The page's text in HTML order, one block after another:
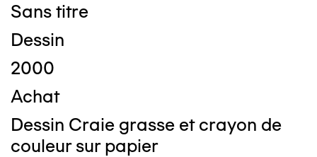
Sans titre
Dessin
2000
Achat
Dessin Craie grasse et crayon de
couleur sur papier